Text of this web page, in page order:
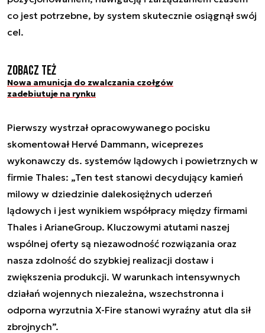
co jest potrzebne, by system skutecznie osiągnął swój
cel.
Zobacz też
Nowa amunicja do zwalczania czołgów
zadebiutuje na rynku
Pierwszy wystrzał opracowywanego pocisku
skomentował Hervé Dammann, wiceprezes
wykonawczy ds. systemów lądowych i powietrznych w
firmie Thales: „Ten test stanowi decydujący kamień
milowy w dziedzinie dalekosiężnych uderzeń
lądowych i jest wynikiem współpracy między firmami
Thales i ArianeGroup. Kluczowymi atutami naszej
wspólnej oferty są niezawodność rozwiązania oraz
nasza zdolność do szybkiej realizacji dostaw i
zwiększenia produkcji. W warunkach intensywnych
działań wojennych niezależna, wszechstronna i
odporna wyrzutnia X-Fire stanowi wyraźny atut dla sił
zbrojnych”.